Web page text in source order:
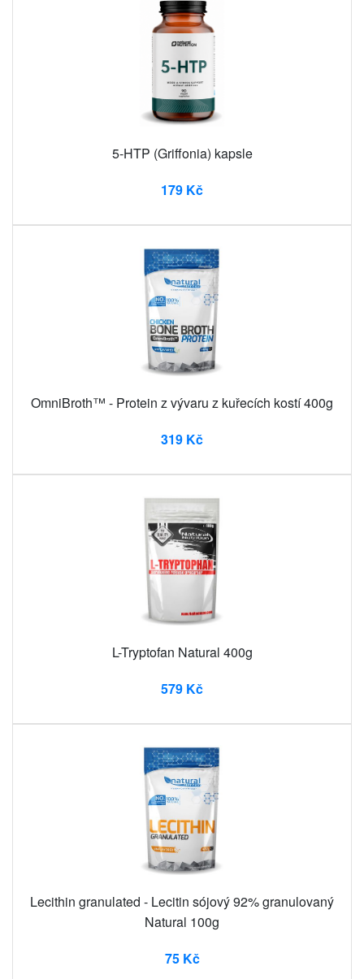
5-HTP (Griffonia) kapsle
179 Kč
OmniBroth™ - Protein z vývaru z kuřecích kostí 400g
319 Kč
L-Tryptofan Natural 400g
579 Kč
Lecithin granulated - Lecitin sójový 92% granulovaný
Natural 100g
75 Kč